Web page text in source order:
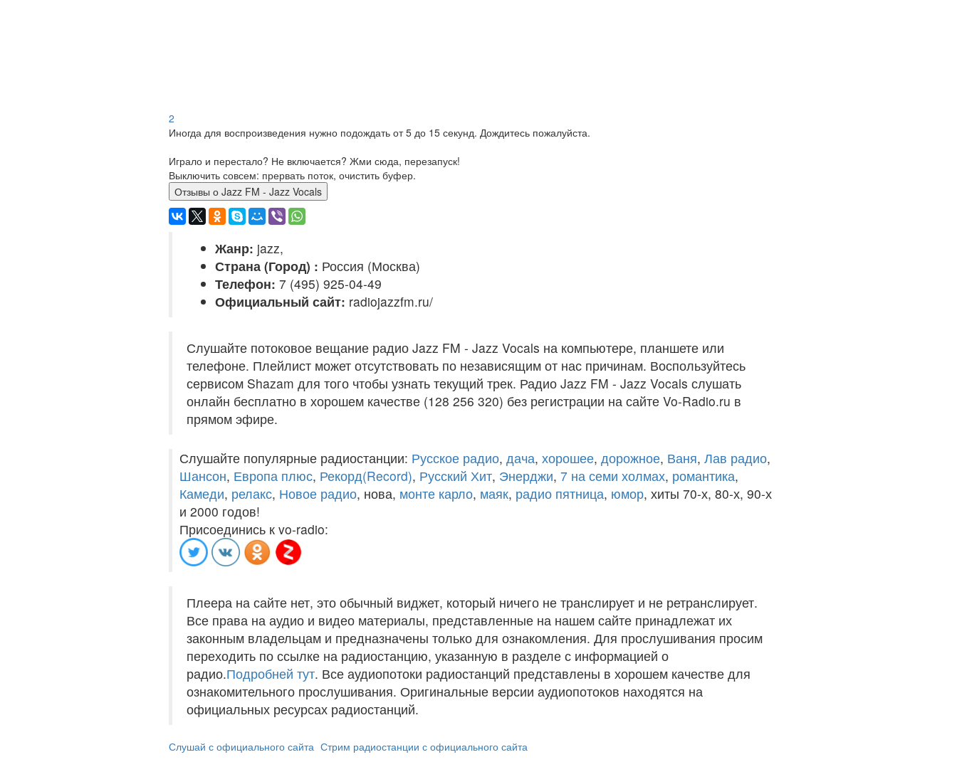
2
Иногда для воспроизведения нужно подождать от 5 до 15 секунд. Дождитесь пожалуйста.
Играло и перестало? Не включается? Жми сюда, перезапуск!
Выключить совсем: прервать поток, очистить буфер.
Отзывы о Jazz FM - Jazz Vocals
Жанр: jazz,
Страна (Город) : Россия (Москва)
Телефон: 7 (495) 925-04-49
Официальный сайт: radiojazzfm.ru/
Слушайте потоковое вещание радио Jazz FM - Jazz Vocals на компьютере, планшете или
телефоне. Плейлист может отсутствовать по независящим от нас причинам. Воспользуйтесь
сервисом Shazam для того чтобы узнать текущий трек. Радио Jazz FM - Jazz Vocals слушать
онлайн бесплатно в хорошем качестве (128 256 320) без регистрации на сайте Vo-Radio.ru в
прямом эфире.
Слушайте популярные радиостанции: Русское радио, дача, хорошее, дорожное, Ваня, Лав радио,
Шансон, Европа плюс, Рекорд(Record), Русский Хит, Энерджи, 7 на семи холмах, романтика,
Камеди, релакс, Новое радио, нова, монте карло, маяк, радио пятница, юмор, хиты 70-х, 80-х, 90-х
и 2000 годов!
Присоединись к vo-radio:
Плеера на сайте нет, это обычный виджет, который ничего не транслирует и не ретранслирует.
Все права на аудио и видео материалы, представленные на нашем сайте принадлежат их
законным владельцам и предназначены только для ознакомления. Для прослушивания просим
переходить по ссылке на радиостанцию, указанную в разделе с информацией о
радио.Подробней тут. Все аудиопотоки радиостанций представлены в хорошем качестве для
ознакомительного прослушивания. Оригинальные версии аудиопотоков находятся на
официальных ресурсах радиостанций.
Слушай с официального сайта Стрим радиостанции с официального сайта